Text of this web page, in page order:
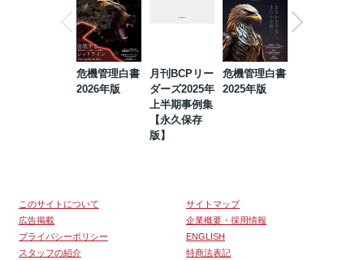
危機管理白書
2026年版
月刊BCPリー
ダーズ2025年
上半期事例集
【永久保存
版】
危機管理白書
2025年版
このサイトについて
サイトマップ
広告掲載
企業概要・採用情報
プライバシーポリシー
ENGLISH
スタッフの紹介
特商法表記